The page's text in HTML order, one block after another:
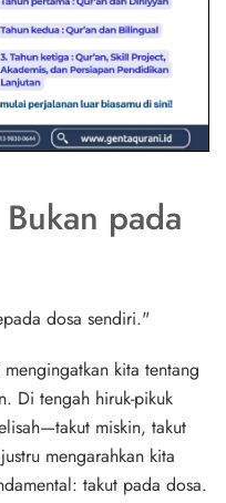
pada
dosa sendiri."
kita tentang
Di tengah hiruk-pikuk
miskin, takut
mengarahkan kita
takut pada dosa.